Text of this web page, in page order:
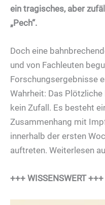
ein tragisches, aber
„Pech“.
Doch eine
und von Fachleuten
Forschungsergebnisse
Wahrheit: Das
kein Zufall. Es besteht
Zusammenhang mit
innerhalb der ersten
auftreten. Weiterlesen
+++ WISSENSWERT +++